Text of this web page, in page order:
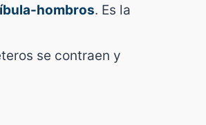
hombros. Es la
se contraen y